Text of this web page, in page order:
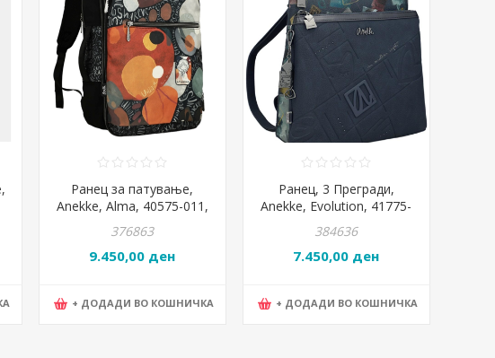
Ранец за патување,
Anekke, Alma, 40575-011,
376863
9.450,00 ден
+ ДОДАДИ ВО КОШНИЧКА
Ранец, 3 Прегради,
Anekke, Evolution, 41775-
384636
7.450,00 ден
+ ДОДАДИ ВО КОШНИЧКА